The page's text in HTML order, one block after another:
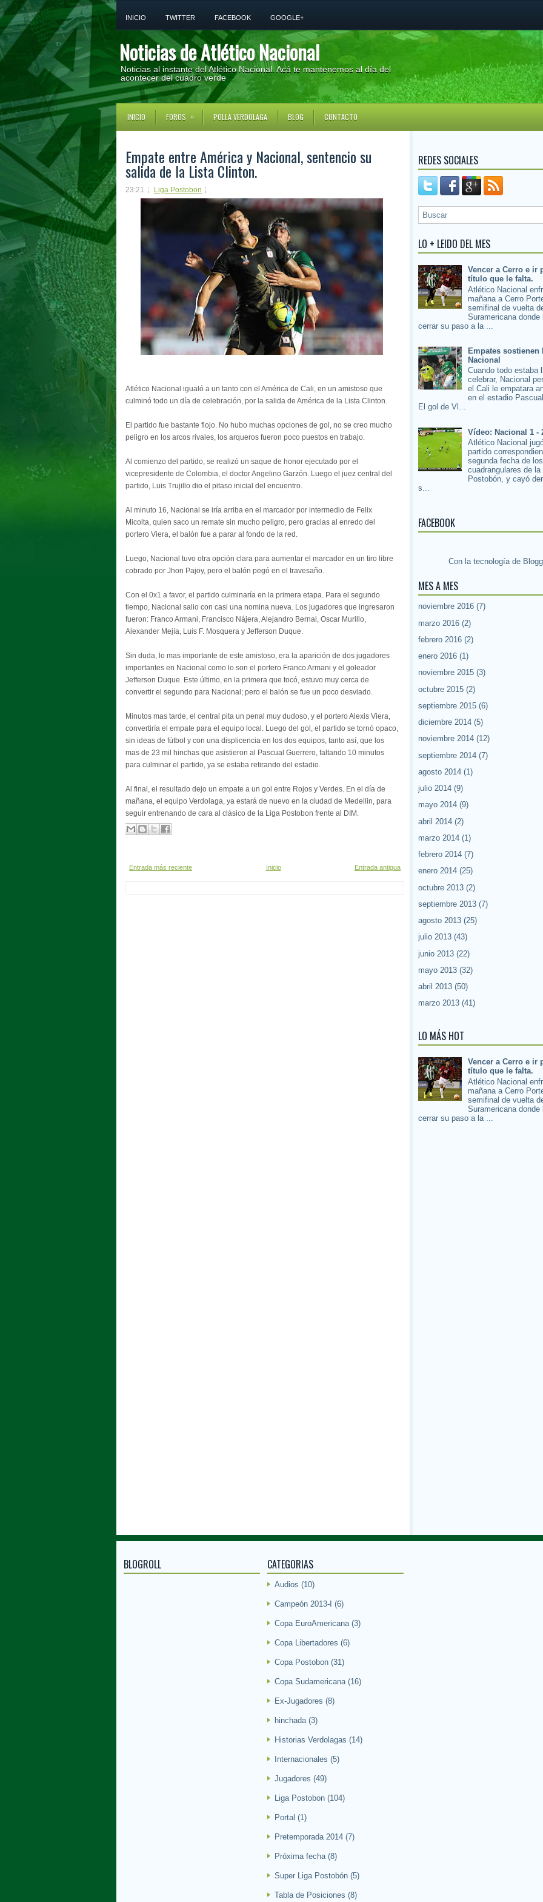
INICIO TWITTER FACEBOOK GOOGLE+
Noticias de Atlético Nacional
Noticias al instante del Atlético Nacional. Acá te mantenemos al día del
acontecer del cuadro verde
INICIO FOROS » POLLA VERDOLAGA BLOG CONTACTO
Empate entre América y Nacional, sentencio su
salida de la Lista Clinton.
23:21 Liga Postobon
Atlético Nacional igualó a un tanto con el América de Cali, en un amistoso que
culminó todo un día de celebración, por la salida de América de la Lista Clinton.
El partido fue bastante flojo. No hubo muchas opciones de gol, no se creo mucho
peligro en los arcos rivales, los arqueros fueron poco puestos en trabajo.
Al comienzo del partido, se realizó un saque de honor ejecutado por el
vicepresidente de Colombia, el doctor Angelino Garzón. Luego el juez central del
partido, Luis Trujillo dio el pitaso inicial del encuentro.
Al minuto 16, Nacional se iría arriba en el marcador por intermedio de Felix
Micolta, quien saco un remate sin mucho peligro, pero gracias al enredo del
portero Viera, el balón fue a parar al fondo de la red.
Luego, Nacional tuvo otra opción clara para aumentar el marcador en un tiro libre
cobrado por Jhon Pajoy, pero el balón pegó en el travesaño.
Con el 0x1 a favor, el partido culminaría en la primera etapa. Para el segundo
tiempo, Nacional salio con casi una nomina nueva. Los jugadores que ingresaron
fueron: Franco Armani, Francisco Nájera, Alejandro Bernal, Oscar Murillo,
Alexander Mejía, Luis F. Mosquera y Jefferson Duque.
Sin duda, lo mas importante de este amistoso, era la aparición de dos jugadores
importantes en Nacional como lo son el portero Franco Armani y el goleador
Jefferson Duque. Este último, en la primera que tocó, estuvo muy cerca de
convertir el segundo para Nacional; pero el balón se fue un poco desviado.
Minutos mas tarde, el central pita un penal muy dudoso, y el portero Alexis Viera,
convertiría el empate para el equipo local. Luego del gol, el partido se tornó opaco,
sin ideas de fútbol y con una displicencia en los dos equipos, tanto así, que los
mas de 23 mil hinchas que asistieron al Pascual Guerrero, faltando 10 minutos
para culminar el partido, ya se estaba retirando del estadio.
Al final, el resultado dejo un empate a un gol entre Rojos y Verdes. En el día de
mañana, el equipo Verdolaga, ya estará de nuevo en la ciudad de Medellin, para
seguir entrenando de cara al clásico de la Liga Postobon frente al DIM.
Entrada más reciente Entrada antigua
Inicio
REDES SOCIALES
LO + LEIDO DEL MES
Vencer a Cerro e ir
título que le falta.
Atlético Nacional
mañana a Cerro
semifinal de vuelta
Suramericana donde
cerrar su paso a la ...
Empates sostienen
Nacional
Cuando todo estaba
celebrar, Nacional
el Cali le empatara
en el estadio
El gol de Vl...
Vídeo: Nacional 1 -
Atlético Nacional
partido
segunda fecha de los
cuadrangulares de la
Postobón, y cayó
s...
FACEBOOK
Con la tecnología de
MES A MES
noviembre 2016 (7)
marzo 2016 (2)
febrero 2016 (2)
enero 2016 (1)
noviembre 2015 (3)
octubre 2015 (2)
septiembre 2015 (6)
diciembre 2014 (5)
noviembre 2014 (12)
septiembre 2014 (7)
agosto 2014 (1)
julio 2014 (9)
mayo 2014 (9)
abril 2014 (2)
marzo 2014 (1)
febrero 2014 (7)
enero 2014 (25)
octubre 2013 (2)
septiembre 2013 (7)
agosto 2013 (25)
julio 2013 (43)
junio 2013 (22)
mayo 2013 (32)
abril 2013 (50)
marzo 2013 (41)
LO MÁS HOT
Vencer a Cerro e ir
título que le falta.
Atlético Nacional
mañana a Cerro
semifinal de vuelta
Suramericana donde
cerrar su paso a la ...
BLOGROLL CATEGORIAS
Audios (10)
Campeón 2013-I (6)
Copa EuroAmericana (3)
Copa Libertadores (6)
Copa Postobon (31)
Copa Sudamericana (16)
Ex-Jugadores (8)
hinchada (3)
Historias Verdolagas (14)
Internacionales (5)
Jugadores (49)
Liga Postobon (104)
Portal (1)
Pretemporada 2014 (7)
Próxima fecha (8)
Super Liga Postobón (5)
Tabla de Posiciones (8)